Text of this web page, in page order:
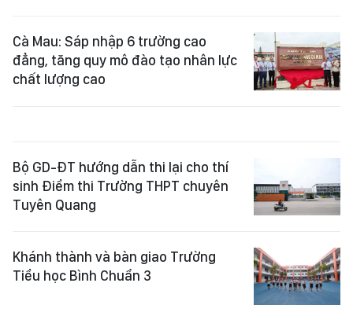
Cà Mau: Sáp nhập 6 trường cao
đẳng, tăng quy mô đào tạo nhân lực
chất lượng cao
Bộ GD-ĐT hướng dẫn thi lại cho thí
sinh Điểm thi Trường THPT chuyên
Tuyên Quang
Khánh thành và bàn giao Trường
Tiểu học Bình Chuẩn 3